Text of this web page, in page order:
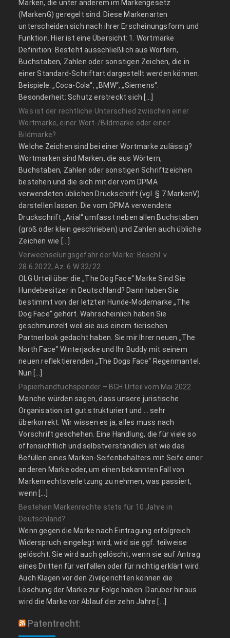
Marken, die unter anderem im Markengesetz
(MarkenG) geregelt sind. Diese Markenarten
unterscheiden sich nach ihrer Erscheinungsform und
Funktion. Hier ist eine Übersicht: 1. Wortmarke
Definition: Besteht ausschließlich aus Wörtern,
Buchstaben, Zahlen oder sonstigen Zeichen, die in
einer Standard-Schriftart dargestellt werden können.
Beispiele: „Coca-Cola“, „BMW“, „Siemens“.
Besonderheit: Schutz erstreckt sich […]
Was ist der rechtliche Unterschied zwischen einer
Wortmarke, einer Wort-/Bildmarke oder einer
Bildmarke?
Welche Zeichen sind bei einer Wortmarke zulässig?
Wortmarken sind Marken, die aus Wörtern,
Buchstaben, Zahlen oder sonstigen Schriftzeichen
bestehen und die sich mit der vom DPMA
verwendeten üblichen Druckschrift (vgl. § 7 MarkenV)
darstellen lassen. Die vom DPMA verwendete
Druckschrift „Arial“ umfasst neben allen Buchstaben
(groß oder klein geschrieben) und Zahlen auch übliche
Zeichen wie […]
Verwechselungsgefahr der Marke: Beschl. v.
28.6.2022, Az. 6 W 32/22
OLG Urteil über die „The Dog Face“ Marke Sind Sie
Hundebesitzer in Deutschland? Dann haben Sie
bestimmt von der letzten Hunde-Modemarke „The
Dog Face“ gehört. Wahrscheinlich haben Sie
geschmunzelt weil sie aus einem tierischen
Partnerlook gedacht haben. Sie mir Ihrer neuen „The
North Face“ Winterjacke und Ihr Buddy mit seinem
neuen reflektierenden „The Dogs Face“ Regenmantel.
Nun […]
Papierhandtuchspender – BGH Urteil vom Mai 2022
Manche würden sagen, dass unsere juristische
Organisation ist gut strukturiert und … sehr
überkorrekt. Wir wissen es ja, alles muss nach
Vorschrift geschehen. Eine Handlung, die für viele so
offensichtlich und selbstverständlich ist wie das
Befüllen eines Marken-Seifenbehälters mit Seife einer
anderen Marke oder, um einen bekannten Fall von
Markenrechtsverletzung zu nehmen, was passiert,
wenn […]
Bestehen Markenrechte stets für 10 Jahre in
Deutschland?
Wenn gegen die Marke nach Eintragung erfolgreich
Widerspruch eingelegt wird, wird sie ggf. teilweise
gelöscht. Sie wird auch gelöscht, wenn sie auf Antrag
eines Dritten für verfallen oder für nichtig erklärt wird.
Auch Klagen vor den Zivilgerichten können die
Löschung der Marke zur Folge haben. Darüber hinaus
wird die Marke vor Ablauf der zehn Jahre […]
Patentrecht: